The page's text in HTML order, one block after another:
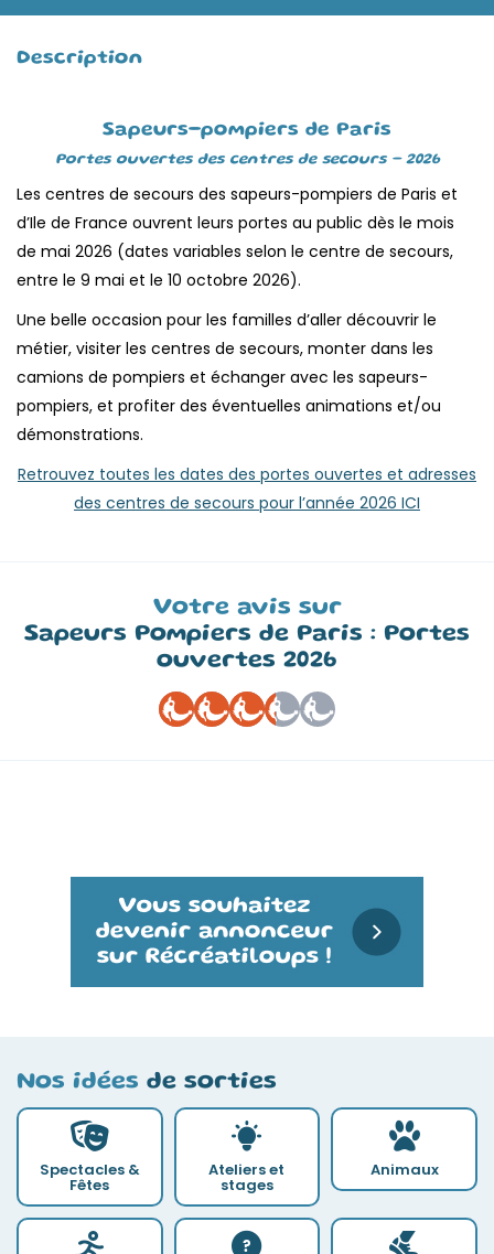
Description
Sapeurs-pompiers de Paris
Portes ouvertes des centres de secours – 2026
Les centres de secours des sapeurs-pompiers de Paris et
d’Ile de France ouvrent leurs portes au public dès le mois
de mai 2026 (dates variables selon le centre de secours,
entre le 9 mai et le 10 octobre 2026).
Une belle occasion pour les familles d’aller découvrir le
métier, visiter les centres de secours, monter dans les
camions de pompiers et échanger avec les sapeurs-
pompiers, et profiter des éventuelles animations et/ou
démonstrations.
Retrouvez toutes les dates des portes ouvertes et adresses
des centres de secours pour l’année 2026 ICI
Votre avis sur
Sapeurs Pompiers de Paris : Portes
ouvertes 2026
Nos idées de sorties
Spectacles &
Fêtes
Ateliers et
stages
Animaux